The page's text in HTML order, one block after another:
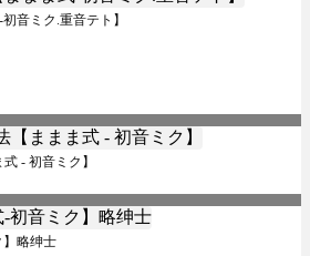
音ミク.重音テト】
- 初音ミク】
】略绅士